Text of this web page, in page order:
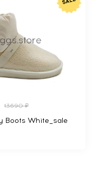
13690 ₽
Boots White_sale